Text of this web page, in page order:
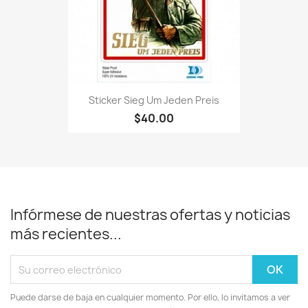
Sticker Sieg Um Jeden Preis
$40.00
Infórmese de nuestras ofertas y noticias
más recientes...
Puede darse de baja en cualquier momento. Por ello, lo invitamos a ver